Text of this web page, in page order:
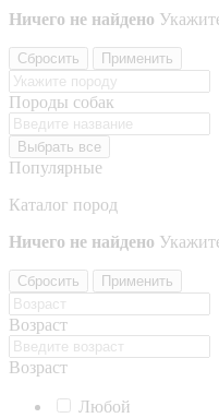
Ничего не найдено
Сбросить Применить
Породы собак
Выбрать все
Популярные
Каталог пород
Ничего не найдено
Сбросить Применить
Возраст
Возраст
Любой